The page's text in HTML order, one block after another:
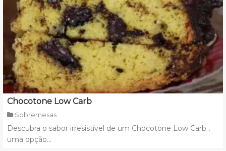
Chocotone Low Carb
Sobremesas
Descubra o sabor irresistível de um Chocotone Low Carb ,
uma opção...